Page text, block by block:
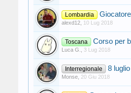
Lombardia
alexd12 10 Lug 2018
Toscana Corso per
Luca G. 3 Lug 2018
Interregionale 8
Monse 20 Giu 2018